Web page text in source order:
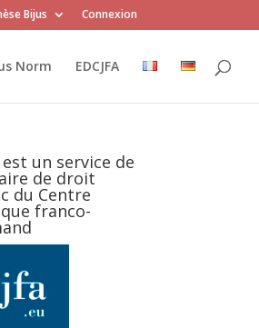
Bijus Connexion
Norm EDCJFA
un service de
de droit
du Centre
franco-